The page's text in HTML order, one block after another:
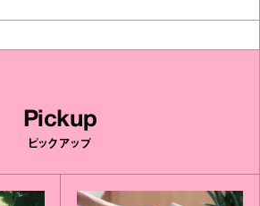
Pickup
ピックアップ